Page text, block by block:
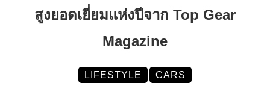
สูงยอดเยี่ยมแห่งปีจาก Top Gear
Magazine
LIFESTYLE CARS